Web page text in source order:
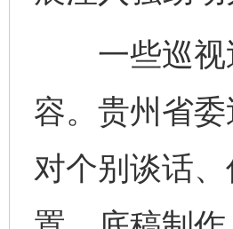
一些巡视
容。贵州省
对个别谈话